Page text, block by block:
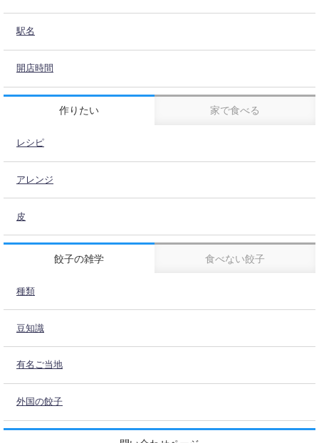
駅名
開店時間
作りたい 家で食べる
レシピ
アレンジ
皮
餃子の雑学 食べない餃子
種類
豆知識
有名ご当地
外国の餃子